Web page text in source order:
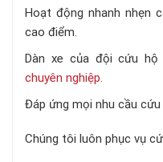
Hoạt động nhanh nhẹn
cao điểm.
Dàn xe của đội cứu
chuyên nghiệp.
Đáp ứng mọi nhu cầu
Chúng tôi luôn phục vụ